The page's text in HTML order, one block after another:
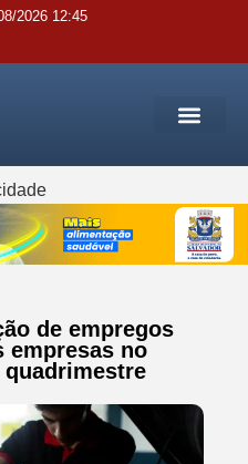
2026 12:45
de empregos
empresas no